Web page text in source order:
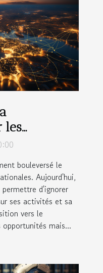
les
bouleversé le
Aujourd'hui,
d'ignorer
ses activités et sa
vers le
mais...